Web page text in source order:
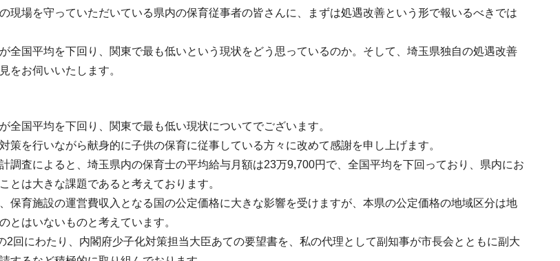
現場を守っていただいている県内の保育従事者の皆さんに、まずは処遇改善という形で報いるべきでは
全国平均を下回り、関東で最も低いという現状をどう思っているのか。そして、埼玉県独自の処遇改善
をお伺いいたします。
全国平均を下回り、関東で最も低い現状についてでございます。
策を行いながら献身的に子供の保育に従事している方々に改めて感謝を申し上げます。
調査によると、埼玉県内の保育士の平均給与月額は23万9,700円で、全国平均を下回っており、県内にお
とは大きな課題であると考えております。
保育施設の運営費収入となる国の公定価格に大きな影響を受けますが、本県の公定価格の地域区分は地
とはいないものと考えています。
2回にわたり、内閣府少子化対策担当大臣あての要望書を、私の代理として副知事が市長会とともに副大